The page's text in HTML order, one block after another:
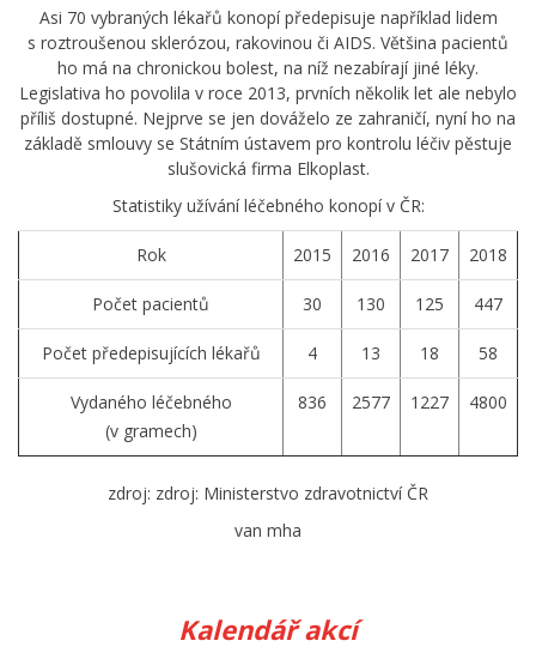
Asi 70 vybraných lékařů konopí předepisuje například lidem
s roztroušenou sklerózou, rakovinou či AIDS. Většina pacientů
ho má na chronickou bolest, na níž nezabírají jiné léky.
Legislativa ho povolila v roce 2013, prvních několik let ale nebylo
příliš dostupné. Nejprve se jen dováželo ze zahraničí, nyní ho na
základě smlouvy se Státním ústavem pro kontrolu léčiv pěstuje
slušovická firma Elkoplast.
Statistiky užívání léčebného konopí v ČR:
Rok 2015 2016 2017 2018
Počet pacientů 30 130 125 447
Počet předepisujících lékařů 4 13 18 58
Vydaného léčebného
(v gramech)
836 2577 1227 4800
zdroj: zdroj: Ministerstvo zdravotnictví ČR
van mha
Kalendář akcí